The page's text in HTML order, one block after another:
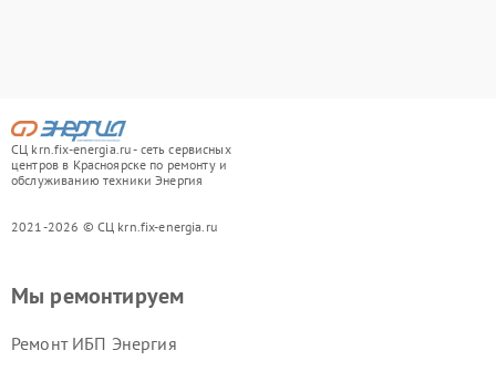
СЦ krn.fix-energia.ru - сеть сервисных
центров в Красноярске по ремонту и
обслуживанию техники Энергия
2021-2026 © СЦ krn.fix-energia.ru
Мы ремонтируем
Ремонт ИБП Энергия